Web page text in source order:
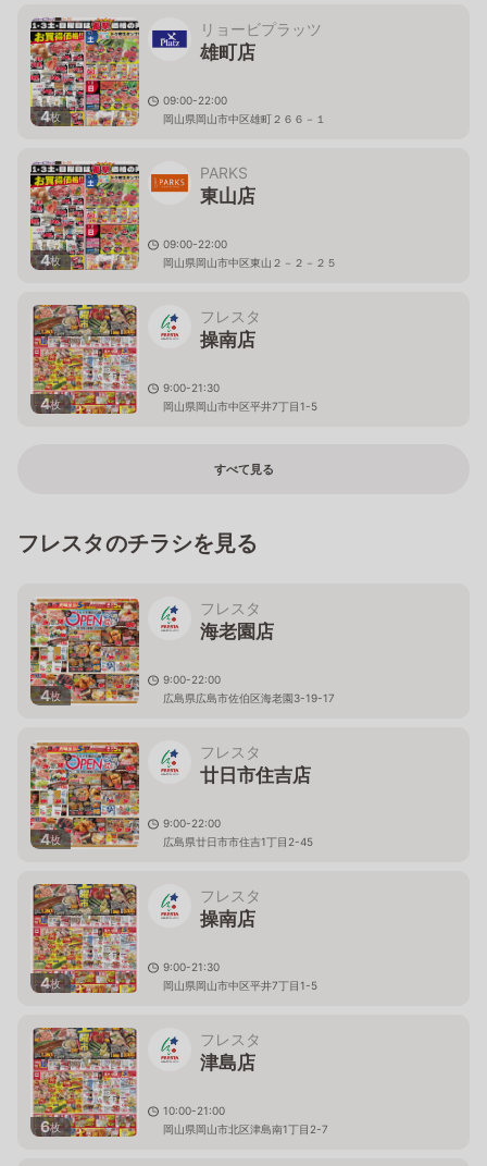
4枚
リョービプラッツ
雄町店
09:00-22:00
岡山県岡山市中区雄町２６６－１
4枚
PARKS
東山店
09:00-22:00
岡山県岡山市中区東山２－２－２５
4枚
フレスタ
操南店
9:00-21:30
岡山県岡山市中区平井7丁目1-5
すべて見る
フレスタのチラシを見る
4枚
フレスタ
海老園店
9:00-22:00
広島県広島市佐伯区海老園3-19-17
4枚
フレスタ
廿日市住吉店
9:00-22:00
広島県廿日市市住吉1丁目2-45
4枚
フレスタ
操南店
9:00-21:30
岡山県岡山市中区平井7丁目1-5
6枚
フレスタ
津島店
10:00-21:00
岡山県岡山市北区津島南1丁目2-7